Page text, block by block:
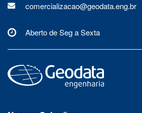
comercializacao@geodata.eng.br
Aberto de Seg a Sexta